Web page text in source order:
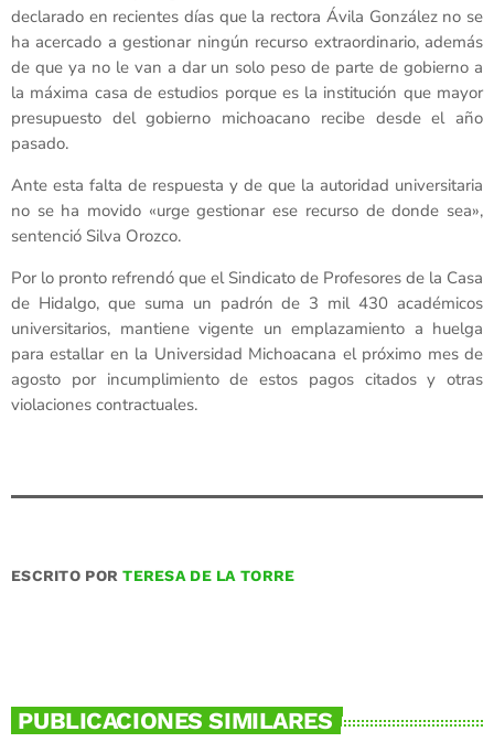
declarado en recientes días que la rectora Ávila González no se
ha acercado a gestionar ningún recurso extraordinario, además
de que ya no le van a dar un solo peso de parte de gobierno a
la máxima casa de estudios porque es la institución que mayor
presupuesto del gobierno michoacano recibe desde el año
pasado.
Ante esta falta de respuesta y de que la autoridad universitaria
no se ha movido «urge gestionar ese recurso de donde sea»,
sentenció Silva Orozco.
Por lo pronto refrendó que el Sindicato de Profesores de la Casa
de Hidalgo, que suma un padrón de 3 mil 430 académicos
universitarios, mantiene vigente un emplazamiento a huelga
para estallar en la Universidad Michoacana el próximo mes de
agosto por incumplimiento de estos pagos citados y otras
violaciones contractuales.
ESCRITO PORTERESA DE LA TORRE
PUBLICACIONES SIMILARES